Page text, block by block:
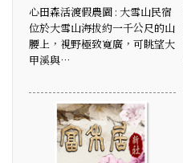
心田森活渡假農園 : 大雪山民宿
位於大雪山海拔約一千公尺的山
腰上，視野極致寬廣，可眺望大
甲溪與…